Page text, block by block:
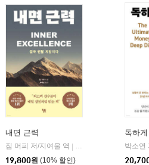
| 현대지성
내면 근력
짐 머피 저/지여울 역
윌북(willbook)
19,800원 (10% 할인)
독하
박소연